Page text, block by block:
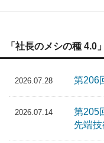
「社長のメシの種 4.0
2026.07.28 第206
2026.07.14
第205
先端